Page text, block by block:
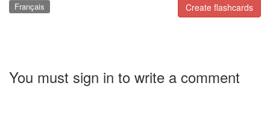
Create flashcards
Français
You must sign in to write a comment